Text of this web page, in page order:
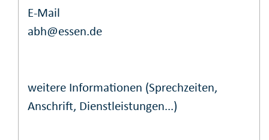
E-Mail
abh@essen.de
weitere Informationen (Sprechzeiten,
Anschrift, Dienstleistungen...)